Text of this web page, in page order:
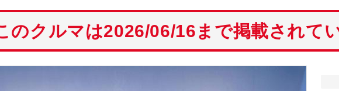
のクルマは2026/06/16まで掲載されて